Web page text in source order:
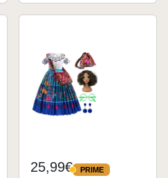
102 a 107 cm, 89 a 97
25,99€ PRIME
PRIME